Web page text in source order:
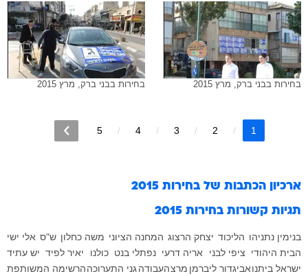
בחירות בבני ברק, מרץ 2015 בחירות בבני ברק, מרץ 2015
1
2
3
4
5
ארכיון הכתבות של בחירות 2015
תגיות קשורות בחירות 2015
בנימין נתניהו הליכוד יצחק הרצוג המחנה הציוני משה כחלון ש"ס אלי ישי
הבית היהודי
ציפי לבני אריה דרעי נפתלי בנט כולנו יאיר לפיד יש עתיד
ישראל ביתנואביגדור ליברמן מרצהעבודהגני התערוכההרשימה המשותפת